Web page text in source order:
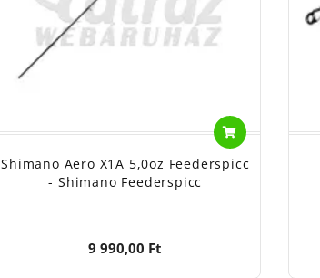
Shimano Aero X1A 5,0oz Feederspicc
- Shimano Feederspicc
9 990,00 Ft